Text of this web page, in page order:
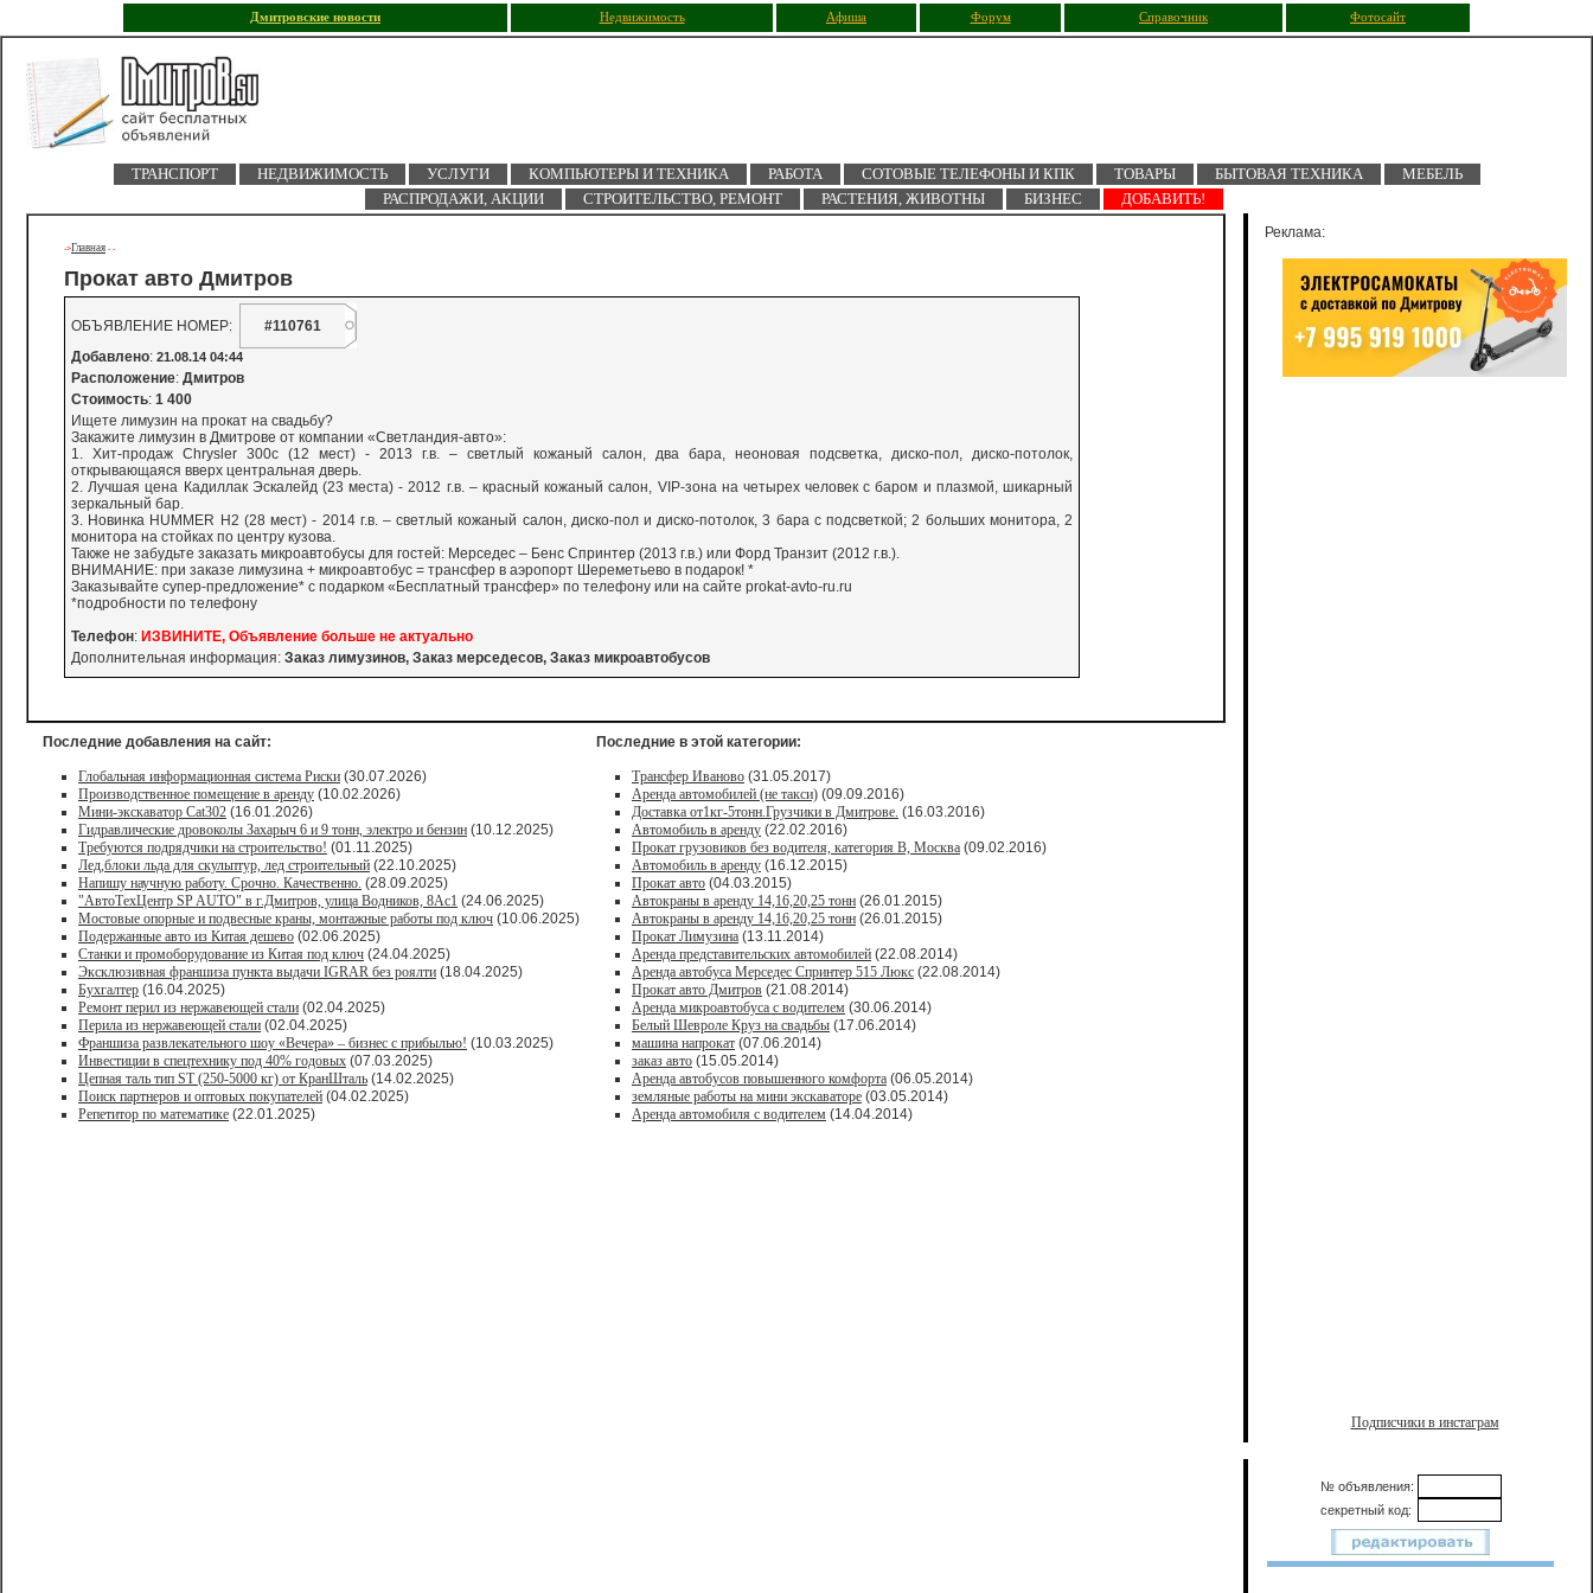
Дмитровские новости Недвижимость Афиша Форум Справочник Фотосайт
ТРАНСПОРТ НЕДВИЖИМОСТЬ УСЛУГИ КОМПЬЮТЕРЫ И ТЕХНИКА РАБОТА СОТОВЫЕ ТЕЛЕФОНЫ И КПК ТОВАРЫ БЫТОВАЯ ТЕХНИКА
МЕБЕЛЬ
РАСПРОДАЖИ, АКЦИИ
СТРОИТЕЛЬСТВО, РЕМОНТ РАСТЕНИЯ, ЖИВОТНЫ БИЗНЕС ДОБАВИТЬ!
->Главная - -
Прокат авто Дмитров
ОБЪЯВЛЕНИЕ НОМЕР:
#110761
Добавлено: 21.08.14 04:44
Расположение: Дмитров
Стоимость: 1 400
Ищете лимузин на прокат на свадьбу?
Закажите лимузин в Дмитрове от компании «Светландия-авто»:
1. Хит-продаж Chrysler 300c (12 мест) - 2013 г.в. – светлый кожаный салон, два бара, неоновая подсветка, диско-пол, диско-потолок,
открывающаяся вверх центральная дверь.
2. Лучшая цена Кадиллак Эскалейд (23 места) - 2012 г.в. – красный кожаный салон, VIP-зона на четырех человек с баром и плазмой, шикарный
зеркальный бар.
3. Новинка HUMMER Н2 (28 мест) - 2014 г.в. – светлый кожаный салон, диско-пол и диско-потолок, 3 бара с подсветкой; 2 больших монитора, 2
монитора на стойках по центру кузова.
Также не забудьте заказать микроавтобусы для гостей: Мерседес – Бенс Спринтер (2013 г.в.) или Форд Транзит (2012 г.в.).
ВНИМАНИЕ: при заказе лимузина + микроавтобус = трансфер в аэропорт Шереметьево в подарок! *
Заказывайте супер-предложение* с подарком «Бесплатный трансфер» по телефону или на сайте prokat-avto-ru.ru
*подробности по телефону
Телефон: ИЗВИНИТЕ, Объявление больше не актуально
Дополнительная информация: Заказ лимузинов, Заказ мерседесов, Заказ микроавтобусов
Последние добавления на сайт:
Глобальная информационная система Риски (30.07.2026)
Производственное помещение в аренду (10.02.2026)
Мини-экскаватор Cat302 (16.01.2026)
Гидравлические дровоколы Захарыч 6 и 9 тонн, электро и бензин (10.12.2025)
Требуются подрядчики на строительство! (01.11.2025)
Лед,блоки льда для скульптур, лед строительный (22.10.2025)
Напишу научную работу. Срочно. Качественно. (28.09.2025)
"АвтоТехЦентр SP AUTO" в г.Дмитров, улица Водников, 8Ас1 (24.06.2025)
Мостовые опорные и подвесные краны, монтажные работы под ключ (10.06.2025)
Подержанные авто из Китая дешево (02.06.2025)
Станки и промоборудование из Китая под ключ (24.04.2025)
Эксклюзивная франшиза пункта выдачи IGRAR без роялти (18.04.2025)
Бухгалтер (16.04.2025)
Ремонт перил из нержавеющей стали (02.04.2025)
Перила из нержавеющей стали (02.04.2025)
Франшиза развлекательного шоу «Вечера» – бизнес с прибылью! (10.03.2025)
Инвестиции в спецтехнику под 40% годовых (07.03.2025)
Цепная таль тип ST (250-5000 кг) от КранШталь (14.02.2025)
Поиск партнеров и оптовых покупателей (04.02.2025)
Репетитор по математике (22.01.2025)
Последние в этой категории:
Трансфер Иваново (31.05.2017)
Аренда автомобилей (не такси) (09.09.2016)
Доставка от1кг-5тонн.Грузчики в Дмитрове. (16.03.2016)
Автомобиль в аренду (22.02.2016)
Прокат грузовиков без водителя, категория В, Москва (09.02.2016)
Автомобиль в аренду (16.12.2015)
Прокат авто (04.03.2015)
Автокраны в аренду 14,16,20,25 тонн (26.01.2015)
Автокраны в аренду 14,16,20,25 тонн (26.01.2015)
Прокат Лимузина (13.11.2014)
Аренда представительских автомобилей (22.08.2014)
Аренда автобуса Мерседес Спринтер 515 Люкс (22.08.2014)
Прокат авто Дмитров (21.08.2014)
Аренда микроавтобуса с водителем (30.06.2014)
Белый Шевроле Круз на свадьбы (17.06.2014)
машина напрокат (07.06.2014)
заказ авто (15.05.2014)
Аренда автобусов повышенного комфорта (06.05.2014)
земляные работы на мини экскаваторе (03.05.2014)
Аренда автомобиля с водителем (14.04.2014)
Реклама:
Подписчики в инстаграм
№ объявления:
секретный код: